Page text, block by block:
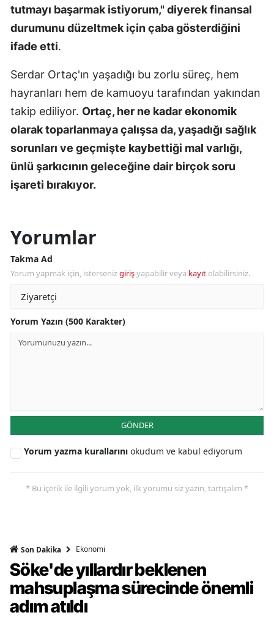
tutmayı başarmak istiyorum," diyerek finansal
durumunu düzeltmek için çaba gösterdiğini
ifade etti.
Serdar Ortaç'ın yaşadığı bu zorlu süreç, hem
hayranları hem de kamuoyu tarafından yakından
takip ediliyor. Ortaç, her ne kadar ekonomik
olarak toparlanmaya çalışsa da, yaşadığı sağlık
sorunları ve geçmişte kaybettiği mal varlığı,
ünlü şarkıcının geleceğine dair birçok soru
işareti bırakıyor.
Yorumlar
Takma Ad
Yorum yapmak için, istersenizgirişyapabilir veya kayıt olabilirsiniz.
Yorum Yazın (500 Karakter)
GÖNDER
Yorum yazma kurallarını okudum ve kabul ediyorum
* Bu içerik ile ilgili yorum yok, ilk yorumu siz yazın, tartışalım *
Son Dakika Ekonomi
Söke'de yıllardır beklenen
mahsuplaşma sürecinde önemli
adım atıldı